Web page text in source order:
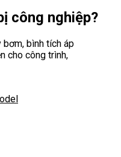
công nghiệp?
bơm, bình tích áp
cho công trình,